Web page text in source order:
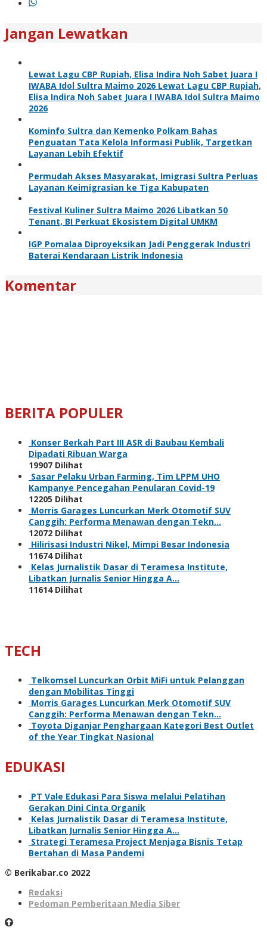
Jangan Lewatkan
Lewat Lagu CBP Rupiah, Elisa Indira Noh Sabet Juara I
IWABA Idol Sultra Maimo 2026 Lewat Lagu CBP Rupiah,
Elisa Indira Noh Sabet Juara I IWABA Idol Sultra Maimo
2026
Kominfo Sultra dan Kemenko Polkam Bahas
Penguatan Tata Kelola Informasi Publik, Targetkan
Layanan Lebih Efektif
Permudah Akses Masyarakat, Imigrasi Sultra Perluas
Layanan Keimigrasian ke Tiga Kabupaten
Festival Kuliner Sultra Maimo 2026 Libatkan 50
Tenant, BI Perkuat Ekosistem Digital UMKM
IGP Pomalaa Diproyeksikan Jadi Penggerak Industri
Baterai Kendaraan Listrik Indonesia
Komentar
BERITA POPULER
Konser Berkah Part III ASR di Baubau Kembali
Dipadati Ribuan Warga
19907 Dilihat
Sasar Pelaku Urban Farming, Tim LPPM UHO
Kampanye Pencegahan Penularan Covid-19
12205 Dilihat
Morris Garages Luncurkan Merk Otomotif SUV
Canggih: Performa Menawan dengan Tekn…
12072 Dilihat
Hilirisasi Industri Nikel, Mimpi Besar Indonesia
11674 Dilihat
Kelas Jurnalistik Dasar di Teramesa Institute,
Libatkan Jurnalis Senior Hingga A…
11614 Dilihat
TECH
Telkomsel Luncurkan Orbit MiFi untuk Pelanggan
dengan Mobilitas Tinggi
Morris Garages Luncurkan Merk Otomotif SUV
Canggih: Performa Menawan dengan Tekn…
Toyota Diganjar Penghargaan Kategori Best Outlet
of the Year Tingkat Nasional
EDUKASI
PT Vale Edukasi Para Siswa melalui Pelatihan
Gerakan Dini Cinta Organik
Kelas Jurnalistik Dasar di Teramesa Institute,
Libatkan Jurnalis Senior Hingga A…
Strategi Teramesa Project Menjaga Bisnis Tetap
Bertahan di Masa Pandemi
© Berikabar.co 2022
Redaksi
Pedoman Pemberitaan Media Siber